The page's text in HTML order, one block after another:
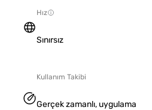
Hız
Sınırsız
Kullanım Takibi
Gerçek zamanlı, uygulama